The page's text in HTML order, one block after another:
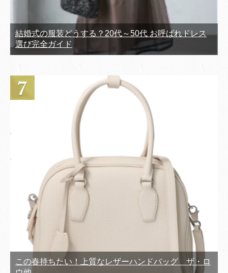
結婚式の服装どうする？20代～50代 お呼ばれドレス
選び完全ガイド
この春持ちたい！上質なレザーハンドバッグ ザ・ロ